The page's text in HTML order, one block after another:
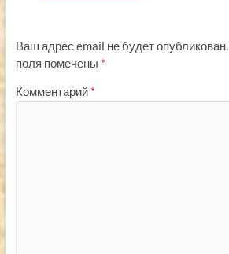
Ваш адрес email не будет опубликован.
поля помечены *
Комментарий *